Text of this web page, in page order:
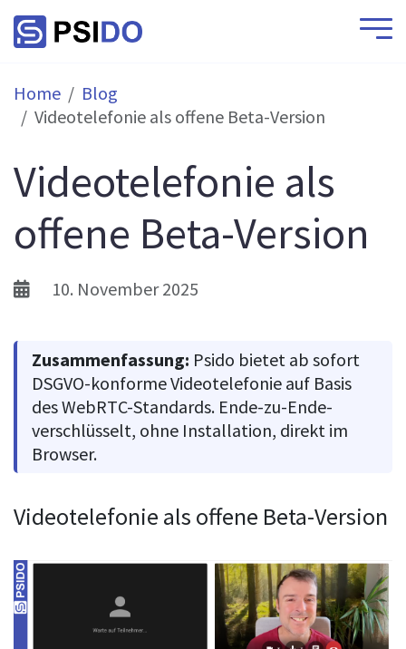
Home
Blog
Videotelefonie als offene Beta-Version
Videotelefonie als
offene Beta-Version
10. November 2025
Zusammenfassung: Psido bietet ab sofort
DSGVO-konforme Videotelefonie auf Basis
des WebRTC-Standards. Ende-zu-Ende-
verschlüsselt, ohne Installation, direkt im
Browser.
Videotelefonie als offene Beta-Version